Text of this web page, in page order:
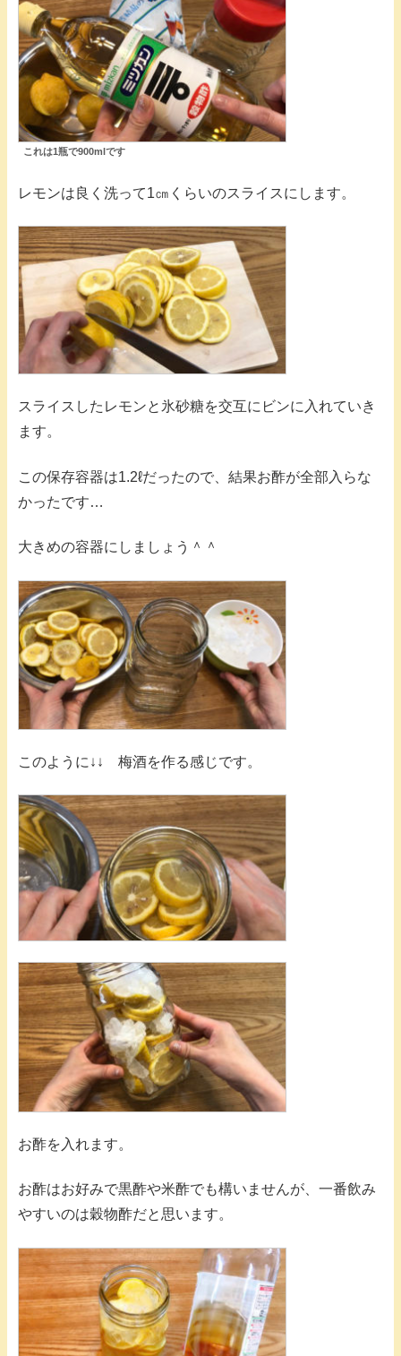
これは1瓶で900mlです
レモンは良く洗って1㎝くらいのスライスにします。
スライスしたレモンと氷砂糖を交互にビンに入れていき
ます。
この保存容器は1.2ℓだったので、結果お酢が全部入らな
かったです…
大きめの容器にしましょう＾＾
このように↓↓ 梅酒を作る感じです。
お酢を入れます。
お酢はお好みで黒酢や米酢でも構いませんが、一番飲み
やすいのは穀物酢だと思います。